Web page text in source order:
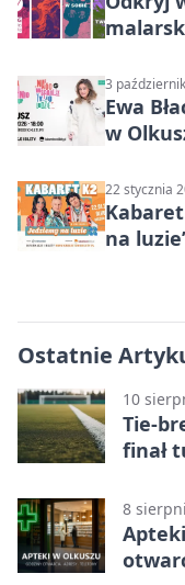
3
Ewa
w
22 stycznia
na
Ostatnie
10
Tie-
finał
8